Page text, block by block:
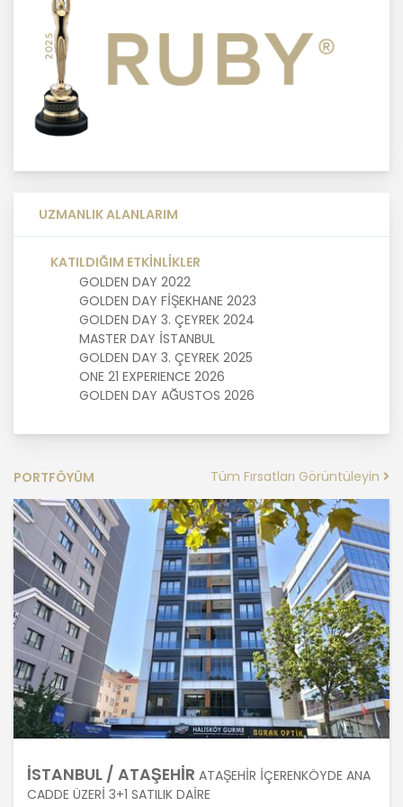
2. Kişisel Verilerin Doğru ve
Gerektiğinde Güncel Olmasını
Sağlama
MASTERTURK FRANCHİSİNG
A.Ş. kişisel veri sahiplerinin temel
menfaatlerini dikkate alarak işlediği
kişisel verilerin doğru ve güncel
doğrultuda gerekli tedbirleri almak
için gerekli sistemleri kurmakla
yükümlüdür.
3. Belirli, Açık ve Meşru Amaçlarla
İşleme
işleneceğini belirlemekle ve bu
amaçları kişisel veriler işlenmeden
önce veri sahiplerinin bilgisine
sunmakla yükümlüdür. Kişisel veriler
belirtilen meşru ve hukuka uygun
amaçlar dışında işlenmeyecektir..
4. İşlendikleri Amaçla Bağlantılı, Sınırlı
ve Ölçülü Olma
MASTERTURK FRANCHİSİNG
GAYRİMENKUL SATIŞ VE PAZARLAMA
A.Ş. kişisel verileri belirlenen
elverişli bir biçimde işleyecek ve
amacın gerçekleştirilmesi ile ilgili
UZMANLIK ALANLARIM
KATILDIĞIM ETKİNLİKLER
GOLDEN DAY 2022
GOLDEN DAY FİŞEKHANE 2023
GOLDEN DAY 3. ÇEYREK 2024
MASTER DAY İSTANBUL
GOLDEN DAY 3. ÇEYREK 2025
ONE 21 EXPERIENCE 2026
GOLDEN DAY AĞUSTOS 2026
PORTFÖYÜM Tüm Fırsatları Görüntüleyin
İSTANBUL / ATAŞEHİR ATAŞEHİR İÇERENKÖYDE ANA
CADDE ÜZERİ 3+1 SATILIK DAİRE